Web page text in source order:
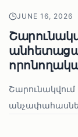
JUNE 16, 2026